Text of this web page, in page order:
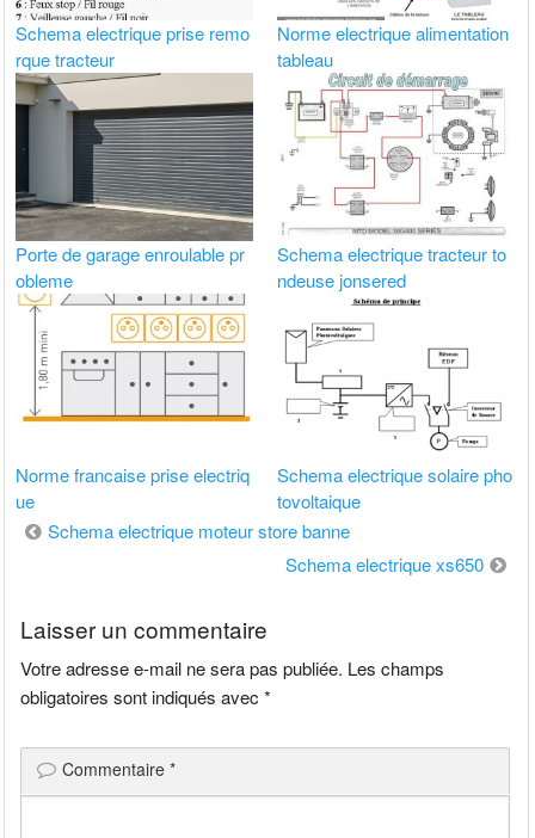
Schema electrique prise remo
rque tracteur
Norme electrique alimentation
tableau
Porte de garage enroulable pr
obleme
Schema electrique tracteur to
ndeuse jonsered
Norme francaise prise electriq
ue
Schema electrique solaire pho
tovoltaique
Navigation
Schema electrique moteur store banne
Schema electrique xs650
Laisser un commentaire
Votre adresse e-mail ne sera pas publiée. Les champs
obligatoires sont indiqués avec*
Commentaire*